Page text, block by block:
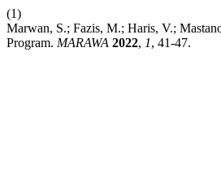
(1)
Marwan, S.; Fazis, M.; Haris, V.;
Program. MARAWA 2022, 1, 41-47.